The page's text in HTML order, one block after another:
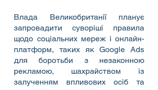
Влада Великобританії планує
запровадити суворіші правила
щодо соціальних мереж і онлайн-
платформ, таких як Google Ads
для боротьби з незаконною
рекламою, шахрайством із
залученням впливових осіб та